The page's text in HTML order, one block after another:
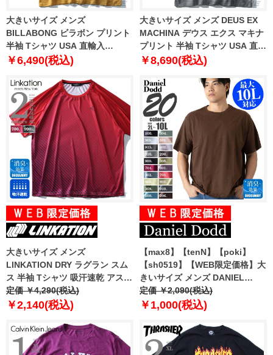
大きいサイズ メンズ
BILLABONG ビラボン プリント
半袖 Tシャツ USA 直輸入
m404tbaf
￥6,490(税込)
大きいサイズ メンズ DEUS EX
MACHINA デウス エクス マキナ
プリント 半袖 Tシャツ USA 直輸
入 dmw41808y
￥8,690(税込)
大きいサイズ メンズ
LINKATION DRY ラグラン スム
ス 半袖 Tシャツ 吸汗速乾 アスレ
ジャー スポーツウェア la-
t190294
定価 ￥4,290(税込)
￥2,140(税込)
【max8】【tenN】【poki】
【sh0519】【WEB限定価格】大
きいサイズ メンズ DANIEL
DODD 半袖 Tシャツ 無地 半袖T
シャツ 10L対応 azt-009005 緊急
定価 ￥2,090(税込)
￥1,000(税込)